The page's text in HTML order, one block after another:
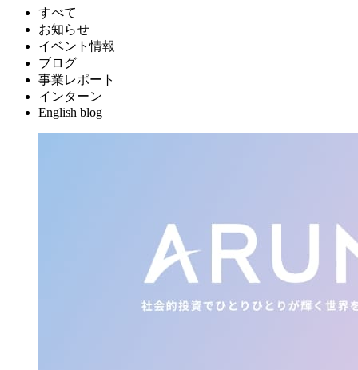
すべて
お知らせ
イベント情報
ブログ
事業レポート
インターン
English blog